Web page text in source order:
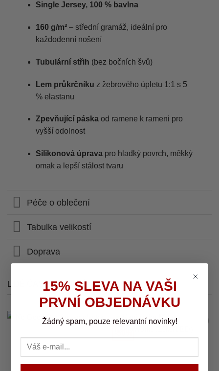
Single Jersey, 100 % bavlna
160 g/m²– střední gramáž, ideální pro
každodenní nošení
Tubulární střih (bez bočních švů)
Lem průkrčníku z žebrového úpletu 1:1 s 5
% elastanu
Zpevňující páskaod ramene k rameni pro
vyšší odolnost
Silikonová úpravapro hladký povrch, měkký
omak a lepší stálost tvaru
Péče o oblečení
Tabulka velikostí
Doprava
LIDÉ ČASTO KUPUJÍ
15% SLEVA NA VAŠI
PRVNÍ OBJEDNÁVKU
Žádný spam, pouze relevantní novinky!